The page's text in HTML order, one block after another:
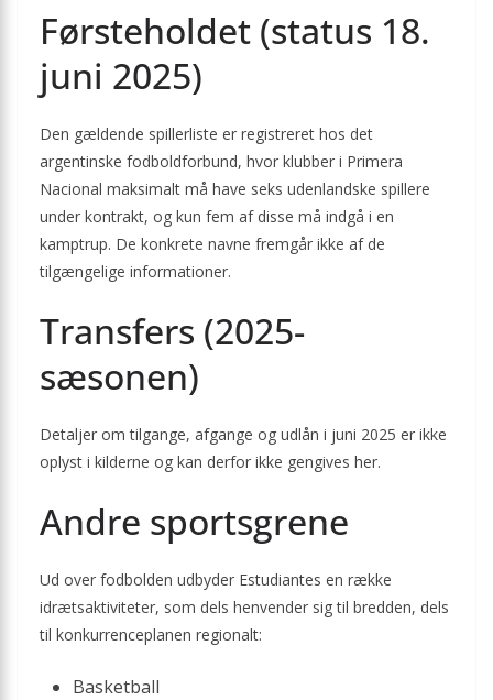
Førsteholdet (status 18.
juni 2025)
Den gældende spillerliste er registreret hos det
argentinske fodboldforbund, hvor klubber i Primera
Nacional maksimalt må have seks udenlandske spillere
under kontrakt, og kun fem af disse må indgå i en
kamptrup. De konkrete navne fremgår ikke af de
tilgængelige informationer.
Transfers (2025-
sæsonen)
Detaljer om tilgange, afgange og udlån i juni 2025 er ikke
oplyst i kilderne og kan derfor ikke gengives her.
Andre sportsgrene
Ud over fodbolden udbyder Estudiantes en række
idrætsaktiviteter, som dels henvender sig til bredden, dels
til konkurrenceplanen regionalt:
Basketball